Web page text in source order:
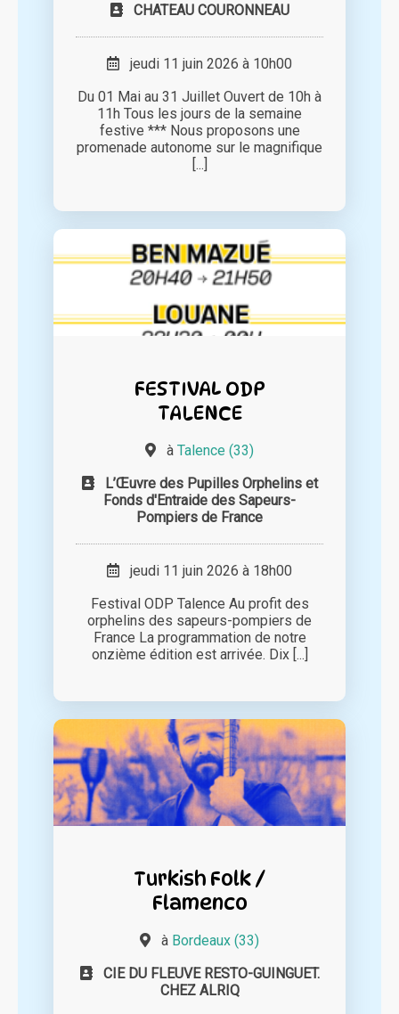
CHATEAU COURONNEAU
jeudi 11 juin 2026 à 10h00
Du 01 Mai au 31 Juillet Ouvert de 10h à
11h Tous les jours de la semaine
festive *** Nous proposons une
promenade autonome sur le magnifique
[...]
FESTIVAL ODP
TALENCE
à Talence (33)
L’Œuvre des Pupilles Orphelins et
Fonds d'Entraide des Sapeurs-
Pompiers de France
jeudi 11 juin 2026 à 18h00
Festival ODP Talence Au profit des
orphelins des sapeurs-pompiers de
France La programmation de notre
onzième édition est arrivée. Dix [...]
Turkish Folk /
Flamenco
à Bordeaux (33)
CIE DU FLEUVE RESTO-GUINGUET.
CHEZ ALRIQ